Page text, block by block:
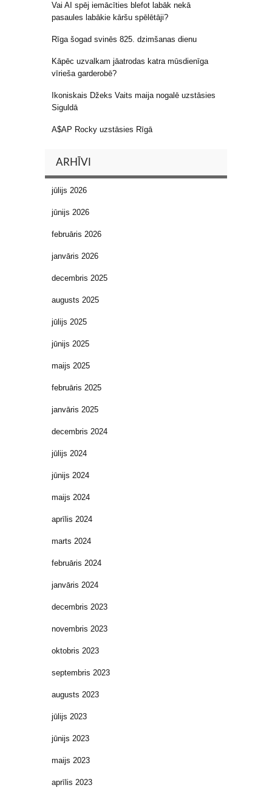
Vai AI spēj iemācīties blefot labāk nekā
pasaules labākie kāršu spēlētāji?
Rīga šogad svinēs 825. dzimšanas dienu
Kāpēc uzvalkam jāatrodas katra mūsdienīga
vīrieša garderobē?
Ikoniskais Džeks Vaits maija nogalē uzstāsies
Siguldā
A$AP Rocky uzstāsies Rīgā
ARHĪVI
jūlijs 2026
jūnijs 2026
februāris 2026
janvāris 2026
decembris 2025
augusts 2025
jūlijs 2025
jūnijs 2025
maijs 2025
februāris 2025
janvāris 2025
decembris 2024
jūlijs 2024
jūnijs 2024
maijs 2024
aprīlis 2024
marts 2024
februāris 2024
janvāris 2024
decembris 2023
novembris 2023
oktobris 2023
septembris 2023
augusts 2023
jūlijs 2023
jūnijs 2023
maijs 2023
aprīlis 2023